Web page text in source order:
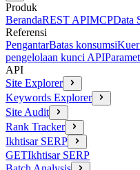
Produk
BerandaREST APIMCPData
Referensi
PengantarBatas konsumsi
pengelolaan kunci API
API
Site Explorer
Keywords Explorer
Site Audit
Rank Tracker
Ikhtisar SERP
GETIkhtisar SERP